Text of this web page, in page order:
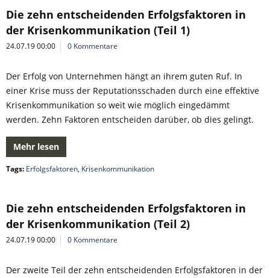
Die zehn entscheidenden Erfolgsfaktoren in
der Krisenkommunikation (Teil 1)
24.07.19 00:00 0 Kommentare
Der Erfolg von Unternehmen hängt an ihrem guten Ruf. In
einer Krise muss der Reputationsschaden durch eine effektive
Krisenkommunikation so weit wie möglich eingedämmt
werden. Zehn Faktoren entscheiden darüber, ob dies gelingt.
Mehr lesen
Tags: Erfolgsfaktoren, Krisenkommunikation
Die zehn entscheidenden Erfolgsfaktoren in
der Krisenkommunikation (Teil 2)
24.07.19 00:00 0 Kommentare
Der zweite Teil der zehn entscheidenden Erfolgsfaktoren in der